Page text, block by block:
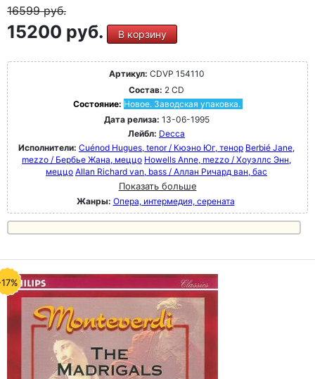
16599руб.
15200 руб. В корзину
Артикул: CDVP 154110
Состав: 2 CD
Состояние: Новое. Заводская упаковка.
Дата релиза: 13-06-1995
Лейбл: Decca
Исполнители: Cuénod Hugues, tenor / Кюэно Юг, тенор Berbié Jane,
mezzo / Бербье Жана, меццо Howells Anne, mezzo / Хоуэллс Энн,
меццо Allan Richard van, bass / Аллан Ричард ван, бас
Показать больше
Жанры: Опера, интермедия, серената